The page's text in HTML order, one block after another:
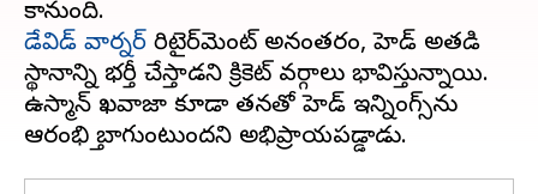
డేవిడ్ వార్నర్ రిటైర్‌మెంట్ అనంతరం, హెడ్‌ అతడి
స్థానాన్ని భర్తీ చేస్తాడని క్రికెట్ వర్గాలు భావిస్తున్నాయి.
ఉస్మాన్ ఖవాజా కూడా తనతో హెడ్‌ ఇన్నింగ్స్‌ను